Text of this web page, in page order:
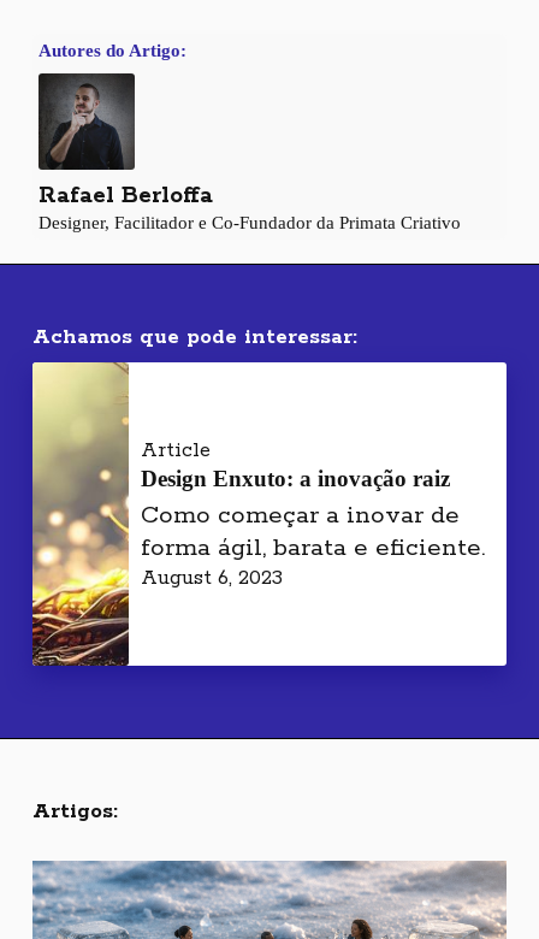
Autores do Artigo:
Rafael Berloffa
Designer, Facilitador e Co-Fundador da Primata Criativo
Achamos que pode interessar:
Article
Design Enxuto: a inovação raiz
Como começar a inovar de
forma ágil, barata e eficiente.
August 6, 2023
Artigos: